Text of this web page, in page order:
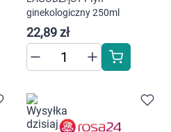
ginekologiczny 250ml
22,89 zł